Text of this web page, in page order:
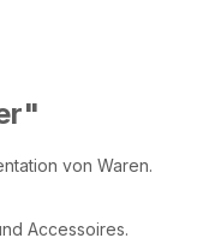
von Waren.
Accessoires.